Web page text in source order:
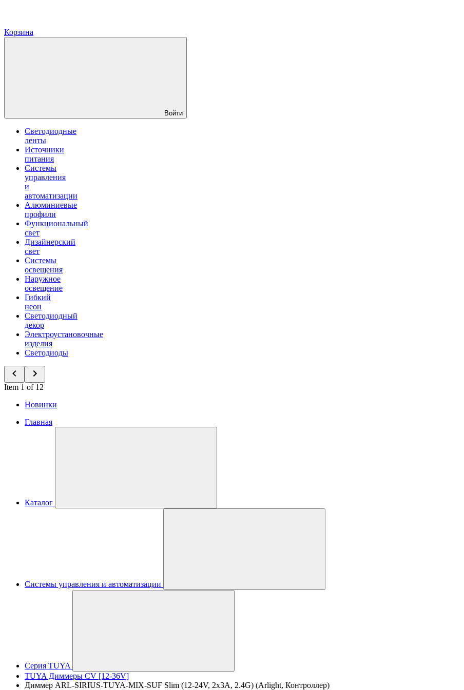
Корзина
Войти
Светодиодные
ленты
Источники
питания
Системы
управления
и
автоматизации
Алюминиевые
профили
Функциональный
свет
Дизайнерский
свет
Системы
освещения
Наружное
освещение
Гибкий
неон
Светодиодный
декор
Электроустановочные
изделия
Светодиоды
Item 1 of 12
Новинки
Главная
Каталог
Системы управления и автоматизации
Серия TUYA
TUYA Диммеры CV [12-36V]
Диммер ARL-SIRIUS-TUYA-MIX-SUF Slim (12-24V, 2x3A, 2.4G) (Arlight, Контроллер)